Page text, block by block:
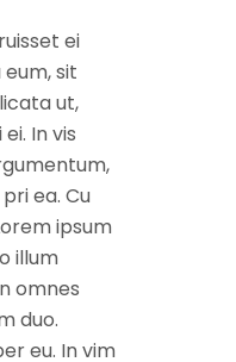
ei
sit
ut,
In vis
ea. Cu
ipsum
illum
omnes
duo.
eu. In vim